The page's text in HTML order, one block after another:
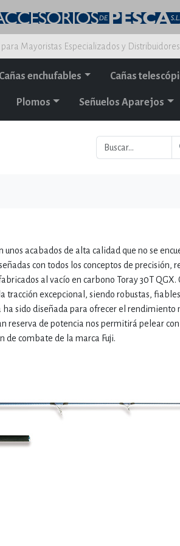
Mayoristas Especializados y
Cañas enchufables Cañas
Plomos Señuelos Aparejos
acabados de alta calidad que no se
con todos los conceptos de precisión,
al vacío en carbono Toray 30T QGX.
tracción excepcional, siendo robustas,
sido diseñada para ofrecer el rendimiento
reserva de potencia nos permitirá pelear
de combate de la marca Fuji.